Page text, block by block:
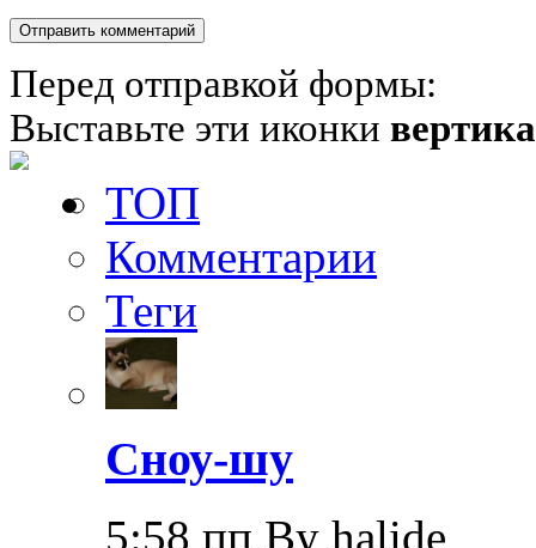
Перед отправкой формы:
Выставьте эти иконки
ТОП
Комментарии
Теги
Сноу-шу
5:58 пп By halide